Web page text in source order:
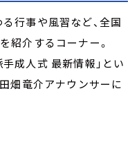
行事や風習など、全国
紹介するコーナー。
成人式 最新情報」とい
畑竜介アナウンサーに